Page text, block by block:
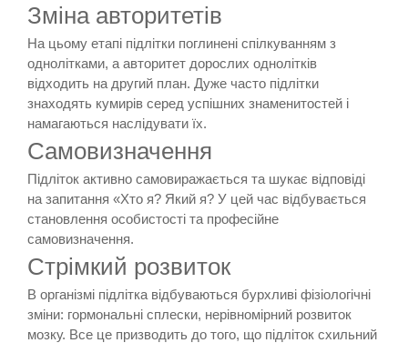
Зміна авторитетів
На цьому етапі підлітки поглинені спілкуванням з
однолітками, а авторитет дорослих однолітків
відходить на другий план. Дуже часто підлітки
знаходять кумирів серед успішних знаменитостей і
намагаються наслідувати їх.
Самовизначення
Підліток активно самовиражається та шукає відповіді
на запитання «Хто я? Який я? У цей час відбувається
становлення особистості та професійне
самовизначення.
Стрімкий розвиток
В організмі підлітка відбуваються бурхливі фізіологічні
зміни: гормональні сплески, нерівномірний розвиток
мозку. Все це призводить до того, що підліток схильний